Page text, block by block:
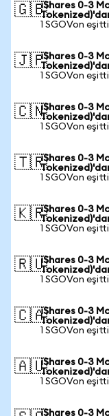
🇬🇧iShares 0-3
1 SGOVon
🇯🇵iShares 0-3
1 SGOVon
🇨🇳iShares 0-3
1 SGOVon
🇹🇷iShares 0-3
1 SGOVon
🇰🇷iShares 0-3
1 SGOVon
🇷🇺iShares 0-3
1 SGOVon
🇨🇦iShares 0-3
1 SGOVon
🇦🇺iShares 0-3
1 SGOVon
iShares 0-3